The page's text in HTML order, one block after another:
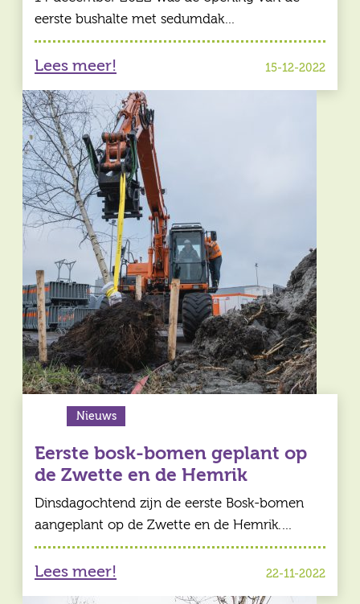
eerste bushalte met sedumdak…
Lees meer! 15-12-2022
Nieuws
Eerste bosk-bomen geplant op
de Zwette en de Hemrik
Dinsdagochtend zijn de eerste Bosk-bomen
aangeplant op de Zwette en de Hemrik.…
Lees meer! 22-11-2022